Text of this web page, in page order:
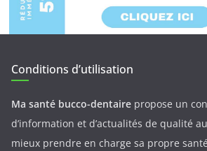
Conditions d’utilisation
Ma santé bucco-dentaire propose un
d’information et d’actualités de qualité
mieux prendre en charge sa propre